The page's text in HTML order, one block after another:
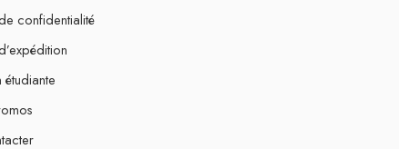
confidentialité
étudiante